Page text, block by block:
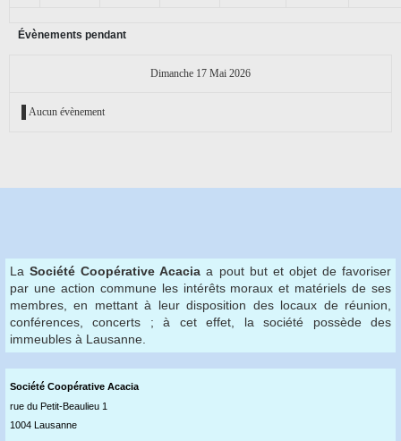
Évènements pendant
Dimanche 17 Mai 2026
Aucun évènement
LaSociété Coopérative Acacia a pout but et objet de favoriser
par une action commune les intérêts moraux et matériels de ses
membres, en mettant à leur disposition des locaux de réunion,
conférences, concerts ; à cet effet, la société possède des
immeubles à Lausanne.
Société Coopérative Acacia
rue du Petit-Beaulieu 1
1004 Lausanne